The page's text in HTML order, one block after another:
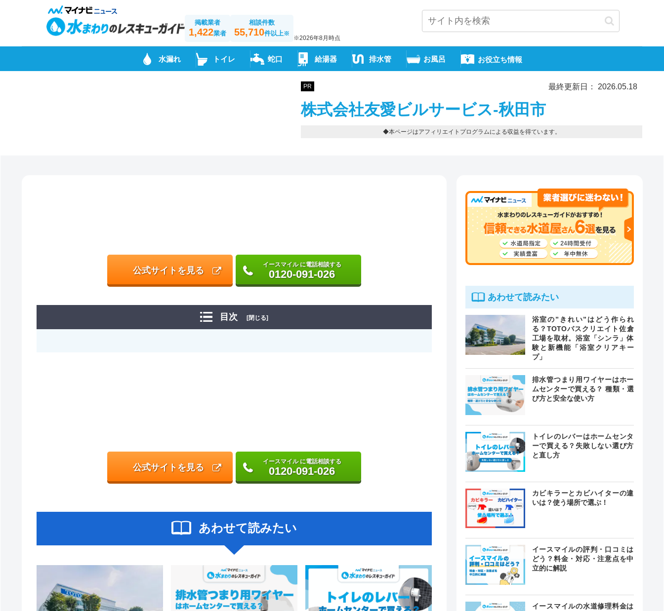
掲載業者
1,422業者
相談件数
55,710件以上※
※2026年8月時点
水漏れ トイレ 蛇口 給湯器 排水管 お風呂 お役立ち情報
PR 最終更新日： 2026.05.18
株式会社友愛ビルサービス-秋田市
◆本ページはアフィリエイトプログラムによる収益を得ています。
公式サイトを見る
イースマイル に電話相談する
0120-091-026
目次 [閉じる]
公式サイトを見る
イースマイル に電話相談する
0120-091-026
あわせて読みたい
あわせて読みたい
浴室の”きれい”はどう作られ
る？TOTOバスクリエイト佐倉
工場を取材。浴室「シンラ」体
験と新機能「浴室クリアキー
プ」
排水管つまり用ワイヤーはホー
ムセンターで買える？ 種類・選
び方と安全な使い方
トイレのレバーはホームセンタ
ーで買える？失敗しない選び方
と直し方
カビキラーとカビハイターの違
いは？使う場所で選ぶ！
イースマイルの評判・口コミは
どう？料金・対応・注意点を中
立的に解説
イースマイルの水道修理料金は